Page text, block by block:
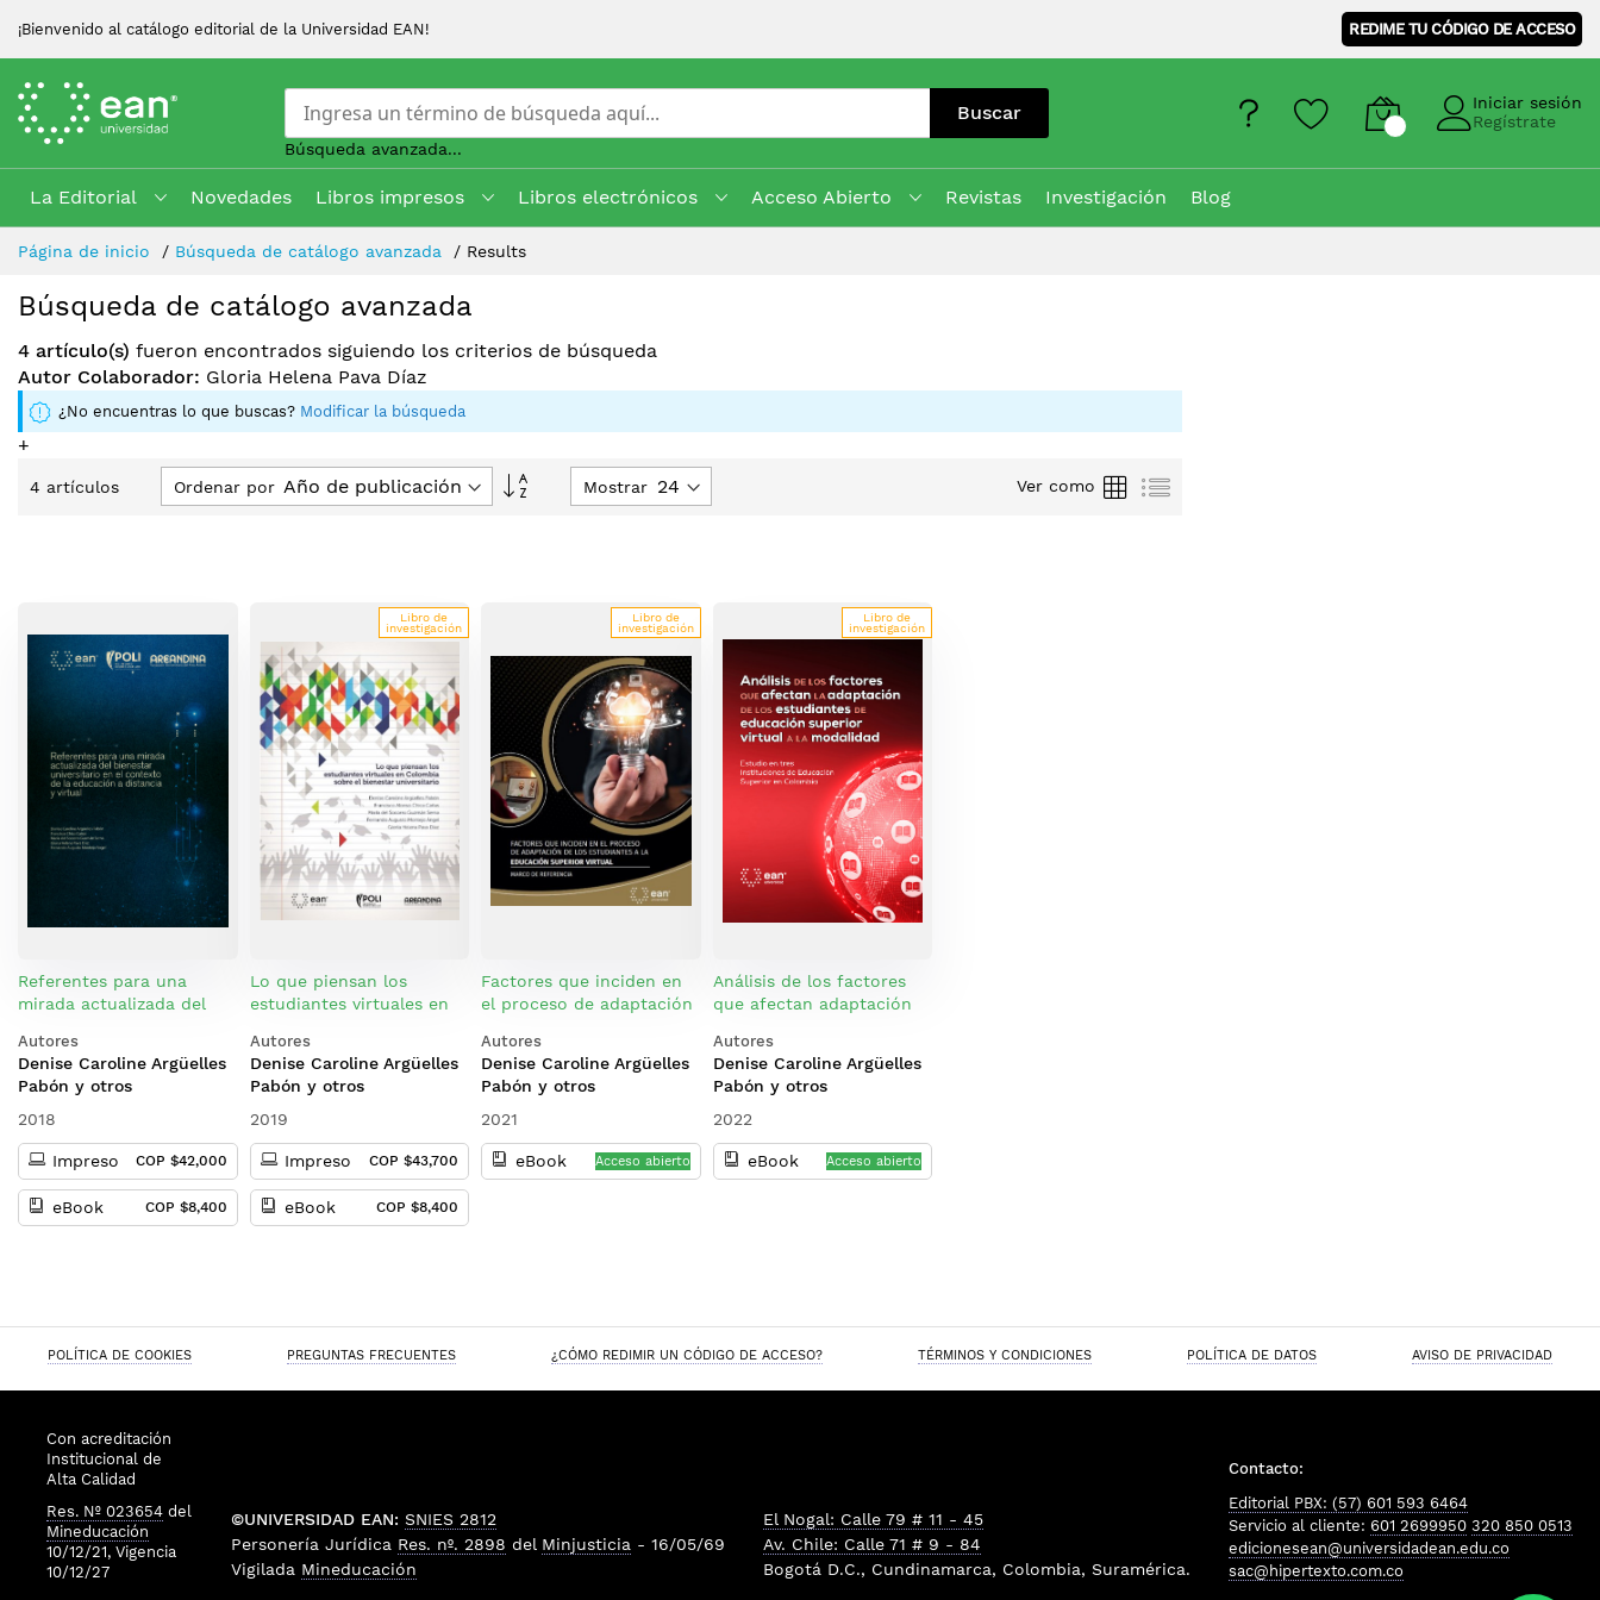
¡Bienvenido al catálogo editorial de la Universidad EAN! REDIME TU CÓDIGO DE ACCESO
Buscar
Búsqueda avanzada...
Iniciar sesión
Regístrate
La Editorial Novedades Libros impresos Libros electrónicos Acceso Abierto Revistas Investigación
Blog
Skip
Content
Página de inicio Búsqueda de catálogo avanzada Results
Búsqueda de catálogo avanzada
4 artículo(s) fueron encontrados siguiendo los criterios de búsqueda
Autor Colaborador: Gloria Helena Pava Díaz
¿No encuentras lo que buscas? Modificar la búsqueda
+
4 artículos Ordenar por
Fijar
Mostrar Ver como ParrillaLista
Referentes para una
mirada actualizada del
el contexto de la
educación a distancia y
virtual
Autores
Denise Caroline Argüelles
Pabón y otros
2018
Impreso COP $42,000
eBook COP $8,400
Libro de
investigación
Lo que piensan los
estudiantes virtuales en
bienestar universitario
Autores
Denise Caroline Argüelles
Pabón y otros
2019
Impreso COP $43,700
eBook COP $8,400
Libro de
investigación
Factores que inciden en
el proceso de adaptación
educación superior
virtual. Marco de
referencia
Autores
Denise Caroline Argüelles
Pabón y otros
2021
eBook Acceso abierto
Libro de
investigación
Análisis de los factores
que afectan adaptación
educación superior virtual
a la modalidad
Autores
Denise Caroline Argüelles
Pabón y otros
2022
eBook Acceso abierto
POLÍTICA DE COOKIES PREGUNTAS FRECUENTES ¿CÓMO REDIMIR UN CÓDIGO DE ACCESO? TÉRMINOS Y CONDICIONES POLÍTICA DE DATOS AVISO DE PRIVACIDAD
Con acreditación
Institucional de
Alta Calidad
Res. Nº 023654 del
Mineducación
10/12/21, Vigencia
10/12/27
©UNIVERSIDAD EAN: SNIES 2812
Personería Jurídica Res. nº. 2898 del Minjusticia - 16/05/69
Vigilada Mineducación
El Nogal: Calle 79 # 11 - 45
Av. Chile: Calle 71 # 9 - 84
Bogotá D.C., Cundinamarca, Colombia, Suramérica.
Contacto:
Editorial PBX: (57) 601 593 6464
Servicio al cliente: 601 2699950 320 850 0513
edicionesean@universidadean.edu.co
sac@hipertexto.com.co